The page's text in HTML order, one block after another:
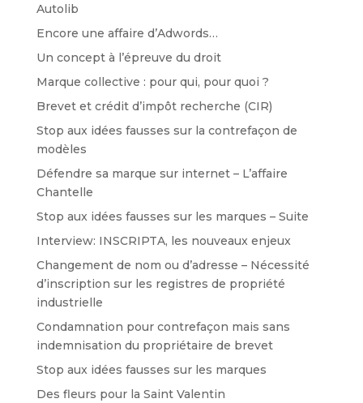
Autolib
Encore une affaire d’Adwords…
Un concept à l’épreuve du droit
Marque collective : pour qui, pour quoi ?
Brevet et crédit d’impôt recherche (CIR)
Stop aux idées fausses sur la contrefaçon de
modèles
Défendre sa marque sur internet – L’affaire
Chantelle
Stop aux idées fausses sur les marques – Suite
Interview: INSCRIPTA, les nouveaux enjeux
Changement de nom ou d’adresse – Nécessité
d’inscription sur les registres de propriété
industrielle
Condamnation pour contrefaçon mais sans
indemnisation du propriétaire de brevet
Stop aux idées fausses sur les marques
Des fleurs pour la Saint Valentin